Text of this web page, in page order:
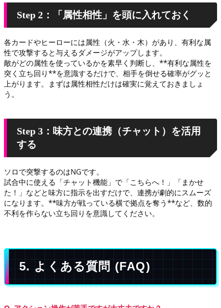
Step 2：「属性相性」を頭に入れておく
各カードやヒーローには属性（火・水・木）があり、有利な属
性で攻撃すると与えるダメージがアップします。
敵がどの属性を使っているかを素早く判断し、**有利な属性を
突く立ち回り**を意識するだけで、相手を倒せる確率がグッと
上がります。まずは属性相性だけは確実に覚えておきましょ
う。
Step 3：味方との連携（チャット）を活用
する
ソロで突撃するのはNGです。
試合中に使える「チャット機能」で「こちらへ！」「まかせ
た！」などと味方に指示を出すだけで、連携が劇的にスムーズ
になります。**味方が戦っている横で拠点を奪う**など、数的
不利を作らない立ち回りを意識してください。
5. よくある質問 (FAQ)